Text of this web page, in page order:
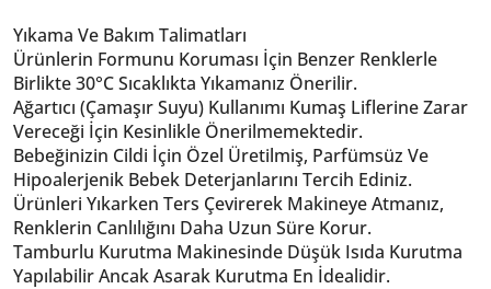
Yıkama Ve Bakım Talimatları
Ürünlerin Formunu Koruması İçin Benzer Renklerle
Birlikte 30°C Sıcaklıkta Yıkamanız Önerilir.
Ağartıcı (Çamaşır Suyu) Kullanımı Kumaş Liflerine Zarar
Vereceği İçin Kesinlikle Önerilmemektedir.
Bebeğinizin Cildi İçin Özel Üretilmiş, Parfümsüz Ve
Hipoalerjenik Bebek Deterjanlarını Tercih Ediniz.
Ürünleri Yıkarken Ters Çevirerek Makineye Atmanız,
Renklerin Canlılığını Daha Uzun Süre Korur.
Tamburlu Kurutma Makinesinde Düşük Isıda Kurutma
Yapılabilir Ancak Asarak Kurutma En İdealidir.